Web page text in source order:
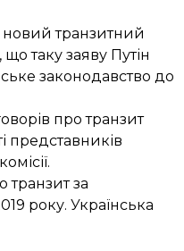
новий транзитний
таку заяву Путін
законодавство до
про транзит
представників
транзитза
року. Українська